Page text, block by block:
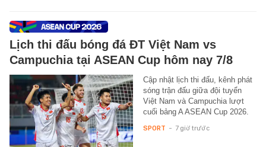
Lịch thi đấu bóng đá ĐT Việt Nam vs
Campuchia tại ASEAN Cup hôm nay 7/8
Cập nhật lịch thi đấu, kênh phát
sóng trận đấu giữa đội tuyển
Việt Nam và Campuchia lượt
cuối bảng A ASEAN Cup 2026.
SPORT - 7 giờ trước